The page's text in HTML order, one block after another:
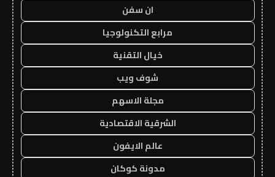
ان سفن
مرابع التكنولوجيا
خيال التقنية
شوف ويب
مجلة الاسهم
الشرقية الاقتصادية
عالم الايفون
مدونة كوكان